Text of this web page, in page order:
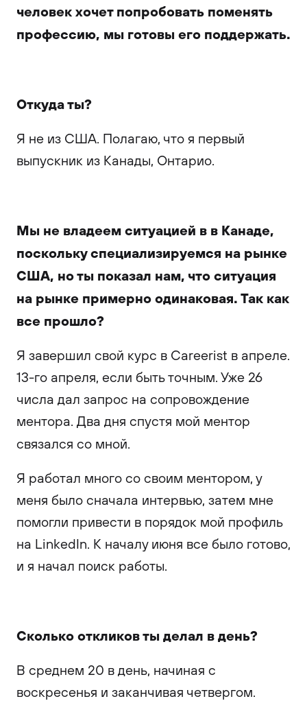
человек хочет попробовать поменять
профессию, мы готовы его поддержать.
Откуда ты?
Я не из США. Полагаю, что я первый
выпускник из Канады, Онтарио.
Мы не владеем ситуацией в в Канаде,
поскольку специализируемся на рынке
США, но ты показал нам, что ситуация
на рынке примерно одинаковая. Так как
все прошло?
Я завершил свой курс в Careerist в апреле.
13-го апреля, если быть точным. Уже 26
числа дал запрос на сопровождение
ментора. Два дня спустя мой ментор
связался со мной.
Я работал много со своим ментором, у
меня было сначала интервью, затем мне
помогли привести в порядок мой профиль
на LinkedIn. К началу июня все было готово,
и я начал поиск работы.
Сколько откликов ты делал в день?
В среднем 20 в день, начиная с
воскресенья и заканчивая четвергом.